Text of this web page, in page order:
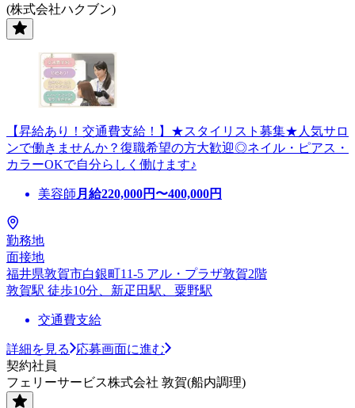
(株式会社ハクブン)
【昇給あり！交通費支給！】★スタイリスト募集★人気サロ
ンで働きませんか？復職希望の方大歓迎◎ネイル・ピアス・
カラーOKで自分らしく働けます♪
美容師 月給220,000円〜400,000円
勤務地
面接地
福井県敦賀市白銀町11-5 アル・プラザ敦賀2階
敦賀駅 徒歩10分、新疋田駅、粟野駅
交通費支給
詳細を見る
応募画面に進む
契約社員
フェリーサービス株式会社 敦賀(船内調理)